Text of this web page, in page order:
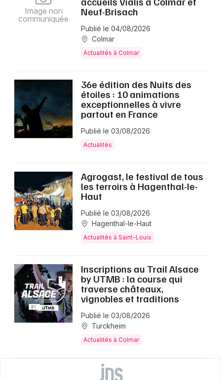
Neuf-Brisach
Publié le 04/08/2026
Colmar
Actualités à Colmar
Image non
communiquée
36e édition des Nuits des
étoiles : 10 animations
exceptionnelles à vivre
partout en France
Publié le 03/08/2026
Actualités
Agrogast, le festival de tous
les terroirs à Hagenthal-le-
Haut
Publié le 03/08/2026
Hagenthal-le-Haut
Actualités à Saint-Louis
Inscriptions au Trail Alsace
by UTMB : la course qui
traverse châteaux,
vignobles et traditions
Publié le 03/08/2026
Turckheim
Actualités à Colmar